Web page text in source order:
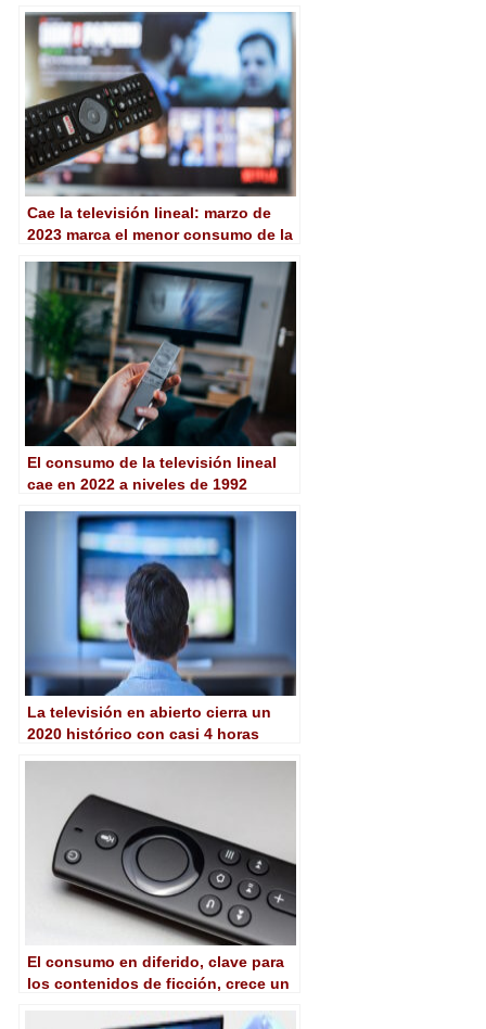
Cae la televisión lineal: marzo de
2023 marca el menor consumo de la
El consumo de la televisión lineal
cae en 2022 a niveles de 1992
La televisión en abierto cierra un
2020 histórico con casi 4 horas
El consumo en diferido, clave para
los contenidos de ficción, crece un